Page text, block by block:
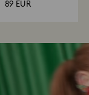
89 EUR